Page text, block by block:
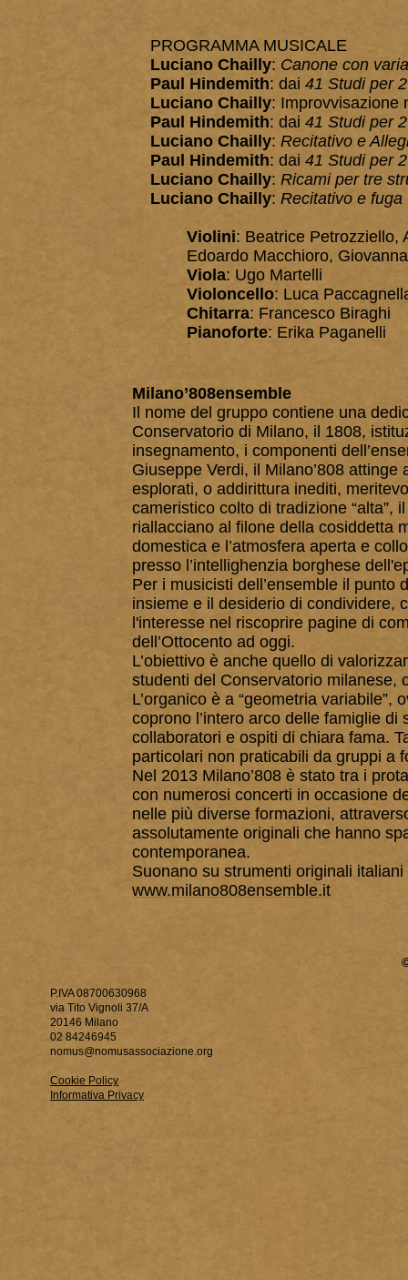
PROGRAMMA MUSICALE
Luciano Chailly: Canone con
Paul Hindemith: dai 41 Studi per
Luciano Chailly: Improvvisazione
Paul Hindemith: dai 41 Studi per
Luciano Chailly: Recitativo e
Paul Hindemith: dai 41 Studi per
Luciano Chailly: Ricami per tre
Luciano Chailly: Recitativo e fuga
Violini: Beatrice Petrozziello,
Edoardo Macchioro,
Viola: Ugo Martelli
Violoncello: Luca
Chitarra: Francesco Biraghi
Pianoforte: Erika Paganelli
Milano’808ensemble
Il nome del gruppo contiene una
Conservatorio di Milano, il 1808,
insegnamento, i componenti
Giuseppe Verdi, il Milano’808
esplorati, o addirittura inediti,
cameristico colto di tradizione “alta”,
riallacciano al filone della cosiddetta
domestica e l’atmosfera aperta e
presso l’intellighenzia borghese
Per i musicisti dell’ensemble il punto
insieme e il desiderio di condividere,
l'interesse nel riscoprire pagine di
dell’Ottocento ad oggi.
L’obiettivo è anche quello di
studenti del Conservatorio milanese,
L’organico è a “geometria
coprono l’intero arco delle famiglie
collaboratori e ospiti di chiara fama.
particolari non praticabili da gruppi a
Nel 2013 Milano’808 è stato tra i
con numerosi concerti in occasione
nelle più diverse formazioni,
assolutamente originali che hanno
contemporanea.
Suonano su strumenti originali
www.milano808ensemble.it
P.IVA 08700630968
via Tito Vignoli 37/A
20146 Milano
02 84246945
nomus@nomusassociazione.org
Cookie Policy
Informativa Privacy